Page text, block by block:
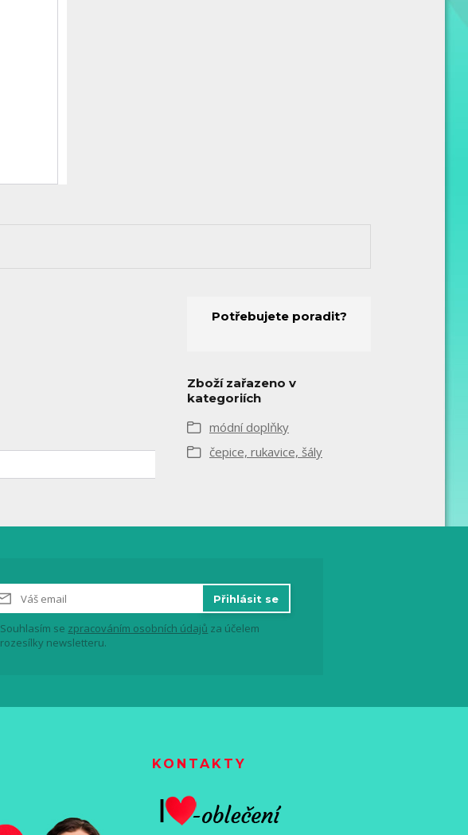
Potřebujete poradit?
Zboží zařazeno v
kategoriích
módní doplňky
čepice, rukavice, šály
Přihlásit se
Souhlasím se zpracováním osobních údajů za účelem
rozesílky newsletteru.
KONTAKTY